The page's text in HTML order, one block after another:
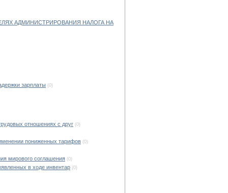
АДМИНИСТРИРОВАНИЯ НАЛОГА НА
зарплаты (0)
отношениях с друг (0)
пониженных тарифов (0)
мирового соглашения (0)
в ходе инвентар (0)